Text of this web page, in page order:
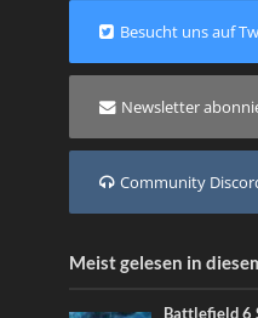
Besucht uns auf
Newsletter
Community
Meist gelesen in
Battlefield 6